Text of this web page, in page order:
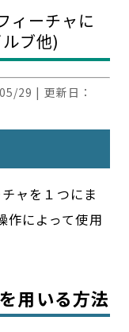
ィーチャに
ブ他)
29 | 更新日：
ャを１つにま
作によって使用
用いる方法